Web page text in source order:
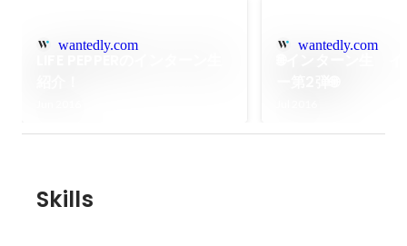
wantedly.com wantedly.com
Skills